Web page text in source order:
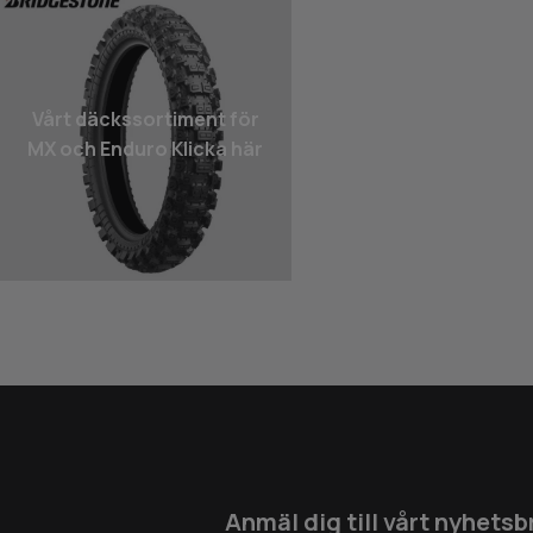
Vårt däcks­sortiment för
MX och Enduro Klicka här
Anmäl dig till vårt